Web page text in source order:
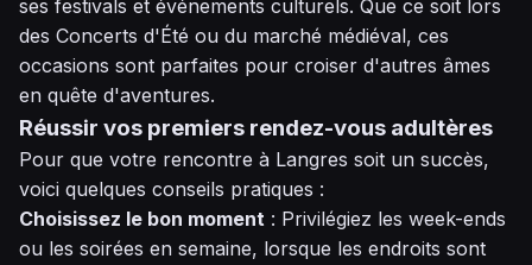
ses festivals et événements culturels. Que ce soit lors
des Concerts d'Été ou du marché médiéval, ces
occasions sont parfaites pour croiser d'autres âmes
en quête d'aventures.
Réussir vos premiers rendez-vous adultères
Pour que votre rencontre à Langres soit un succès,
voici quelques conseils pratiques :
Choisissez le bon moment : Privilégiez les week-ends
ou les soirées en semaine, lorsque les endroits sont